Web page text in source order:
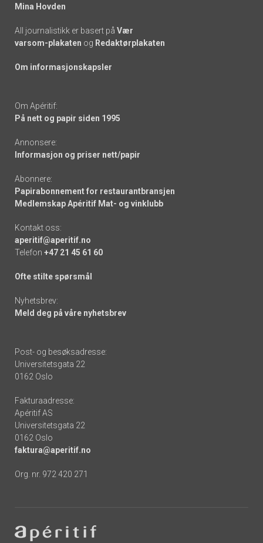
Mina Hovden
All journalistikk er basert på Vær
varsom-plakaten og Redaktørplakaten
Om informasjonskapsler
Om Apéritif:
På nett og papir siden 1995
Annonsere:
Informasjon og priser nett/papir
Abonnere:
Papirabonnement for restaurantbransjen
Medlemskap Apéritif Mat- og vinklubb
Kontakt oss:
aperitif@aperitif.no
Telefon +47 21 45 61 60
Ofte stilte spørsmål
Nyhetsbrev:
Meld deg på våre nyhetsbrev
Post- og besøksadresse:
Universitetsgata 22
0162 Oslo
Fakturaadresse:
Apéritif AS
Universitetsgata 22
0162 Oslo
faktura@aperitif.no
Org. nr. 972 420 271